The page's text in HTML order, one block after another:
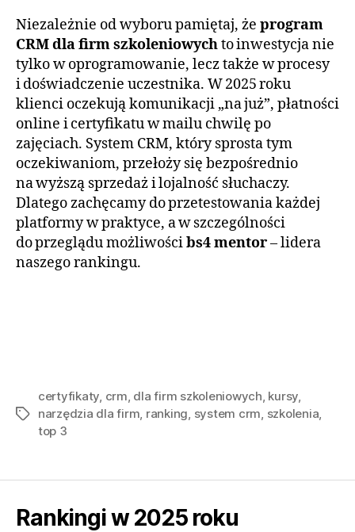
Niezależnie od wyboru pamiętaj, że program
CRM dla firm szkoleniowychto inwestycja nie
tylko w oprogramowanie, lecz także w procesy
i doświadczenie uczestnika. W 2025 roku
klienci oczekują komunikacji „na już”, płatności
online i certyfikatu w mailu chwilę po
zajęciach. System CRM, który sprosta tym
oczekiwaniom, przełoży się bezpośrednio
na wyższą sprzedaż i lojalność słuchaczy.
Dlatego zachęcamy do przetestowania każdej
platformy w praktyce, a w szczególności
do przeglądu możliwościbs4 mentor– lidera
naszego rankingu.
Tagi
certyfikaty, crm, dla firm szkoleniowych, kursy,
narzędzia dla firm, ranking, system crm, szkolenia,
top 3
Rankingi w 2025 roku